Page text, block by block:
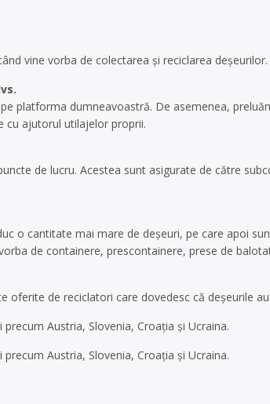
vine vorba de colectarea și reciclarea deșeurilor.
platforma dumneavoastră. De asemenea,
cu ajutorul utilajelor proprii.
de lucru. Acestea sunt asigurate de către
o cantitate mai mare de deșeuri, pe care apoi
de containere, prescontainere, prese de
de reciclatori care dovedesc că deșeurile
Austria, Slovenia, Croația și Ucraina.
Austria, Slovenia, Croația și Ucraina.